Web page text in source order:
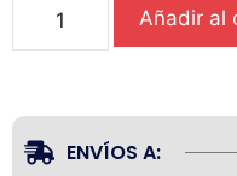
Añadir al
ENVÍOS A: